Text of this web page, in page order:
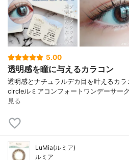
5.00
透明感を瞳に与えるカラコン
透明感とナチュラルデカ目を叶えるカ
circleルミアコンフォートワンデーサー
見る
LuMia(ルミア)
ルミア